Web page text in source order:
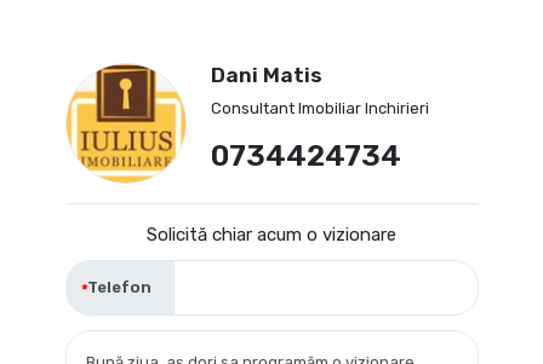
Dani Matis
Consultant Imobiliar Inchirieri
0734424734
Solicită chiar acum o vizionare
Telefon